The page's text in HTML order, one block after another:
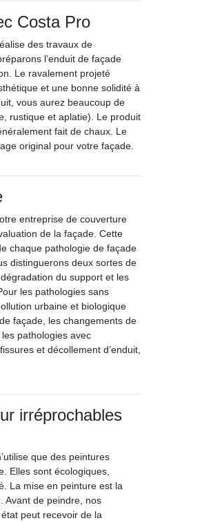
Costa Pro
des travaux de
l’enduit de façade
Le ravalement projeté
et une bonne solidité à
vous aurez beaucoup de
rustique et aplatie). Le produit
fait de chaux. Le
original pour votre façade.
entreprise de couverture
de la façade. Cette
chaque pathologie de façade
distinguerons deux sortes de
du support et les
les pathologies sans
urbaine et biologique
façade, les changements de
pathologies avec
et décollement d’enduit,
irréprochables
que des peintures
Elles sont écologiques,
La mise en peinture est la
Avant de peindre, nos
peut recevoir de la